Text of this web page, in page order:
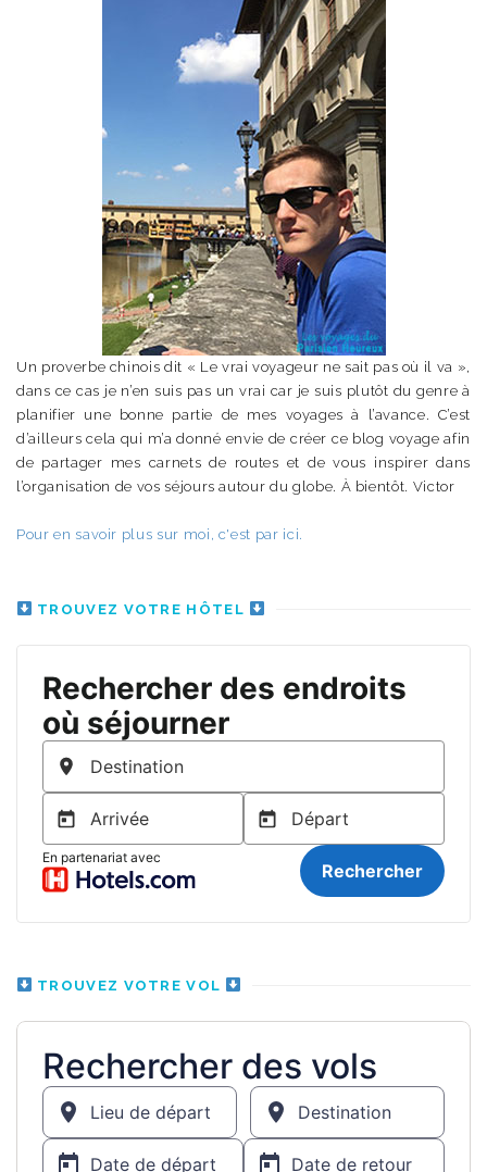
Un proverbe chinois dit « Le vrai voyageur ne sait pas où il va »,
dans ce cas je n’en suis pas un vrai car je suis plutôt du genre à
planifier une bonne partie de mes voyages à l’avance. C’est
d’ailleurs cela qui m’a donné envie de créer ce blog voyage afin
de partager mes carnets de routes et de vous inspirer dans
l’organisation de vos séjours autour du globe. À bientôt. Victor
Pour en savoir plus sur moi, c'est par ici.
TROUVEZ VOTRE HÔTEL
TROUVEZ VOTRE VOL